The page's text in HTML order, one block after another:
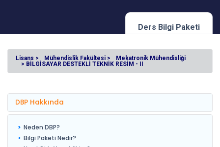
Ders Bilgi Paketi
Lisans > Mühendislik Fakültesi >
Mekatronik Mühendisliği
> BİLGİSAYAR DESTEKLİ TEKNİK RESİM - II
DBP Hakkında
Neden DBP?
Bilgi Paketi Nedir?